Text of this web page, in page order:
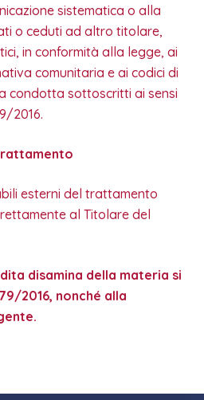
sistematica o alla
o ceduti ad altro titolare,
in conformità alla legge, ai
comunitaria e ai codici di
condotta sottoscritti ai sensi
2016.
esterni del trattamento
al Titolare del
disamina della materia si
2016, nonché alla